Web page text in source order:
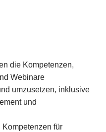
die Kompetenzen,
Webinare
umzusetzen, inklusive
und
für